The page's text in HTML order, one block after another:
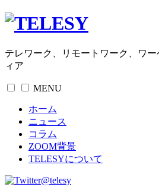
テレワーク、リモートワーク、ワ
ィア
MENU
ホーム
ニュース
コラム
ZOOM背景
TELESYについて
@telesy